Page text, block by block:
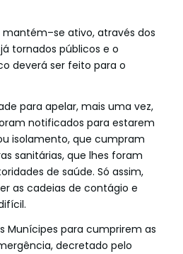
mantém–se ativo, através dos
já tornados públicos e o
deverá ser feito para o
para apelar, mais uma vez,
notificados para estarem
isolamento, que cumpram
sanitárias, que lhes foram
de saúde. Só assim,
as cadeias de contágio e
.
Munícipes para cumprirem as
, decretado pelo